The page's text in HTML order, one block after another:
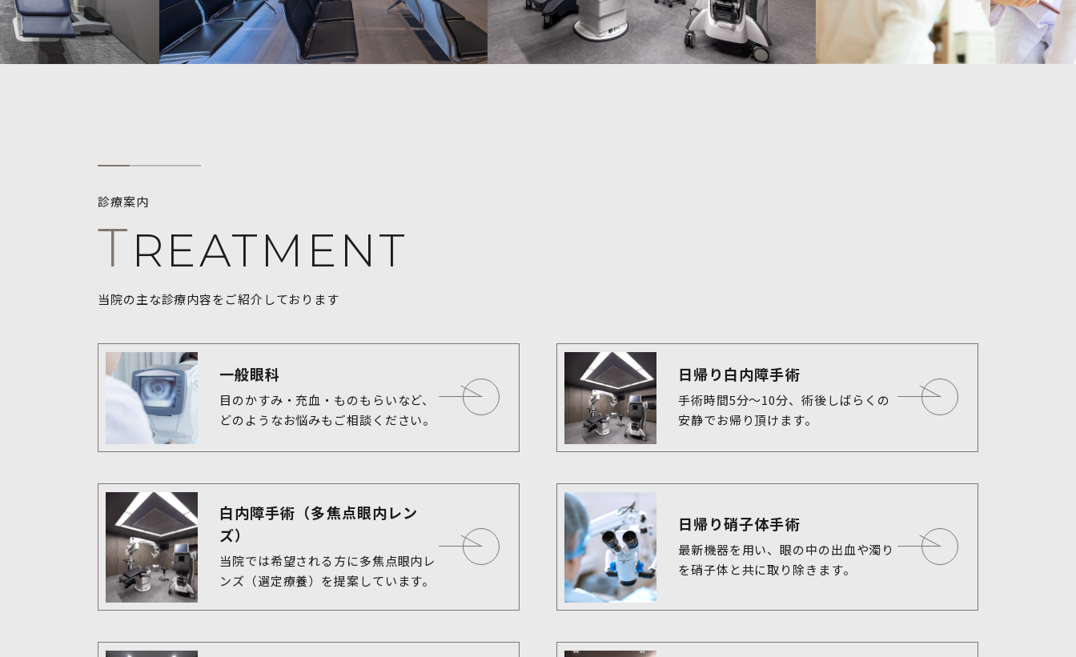
診療案内
TREATMENT
当院の主な診療内容をご紹介しております
一般眼科
目のかすみ・充血・ものもらいなど、
どのようなお悩みもご相談ください。
日帰り白内障手術
手術時間5分〜10分、術後しばらくの
安静でお帰り頂けます。
白内障手術（多焦点眼内レン
ズ）
当院では希望される方に多焦点眼内レ
日帰り硝子体手術
最新機器を用い、眼の中の出血や濁り
を硝子体と共に取り除きます。